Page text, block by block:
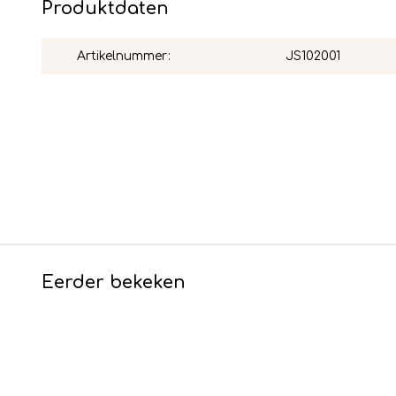
Produktdaten
Artikelnummer: JS102001
Eerder bekeken